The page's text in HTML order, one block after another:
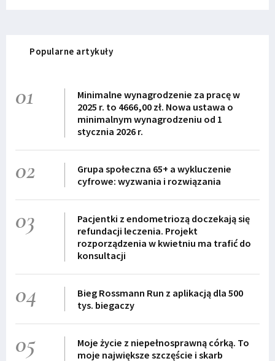
Popularne artykuły
01
Minimalne wynagrodzenie za pracę w
2025 r. to 4666,00 zł. Nowa ustawa o
minimalnym wynagrodzeniu od 1
stycznia 2026 r.
02
Grupa społeczna 65+ a wykluczenie
cyfrowe: wyzwania i rozwiązania
03
Pacjentki z endometriozą doczekają się
refundacji leczenia. Projekt
rozporządzenia w kwietniu ma trafić do
konsultacji
04
Bieg Rossmann Run z aplikacją dla 500
tys. biegaczy
05
Moje życie z niepełnosprawną córką. To
moje największe szczęście i skarb